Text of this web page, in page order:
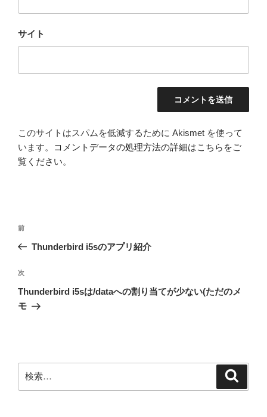
サイト
このサイトはスパムを低減するために Akismet を使って
います。
コメントデータの処理方法の詳細はこちらをご
覧ください。
投
ビ
ゲ
ー
前
の
稿
前
Thunderbird i5sのアプリ紹介
次
の
投
次
Thunderbird i5sは/dataへの割り当てが少ない(ただのメ
モ
索: